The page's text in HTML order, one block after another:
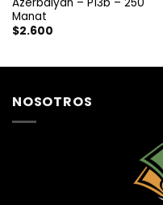
Manat
$2.600
NOSOTROS